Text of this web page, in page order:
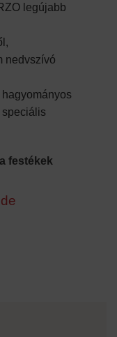
legújabb
nedvszívó
festékek